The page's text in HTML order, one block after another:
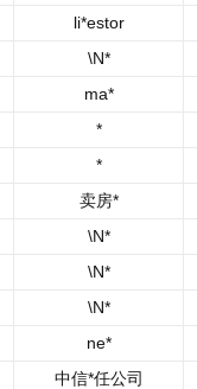
li*estor
\N*
ma*
*
*
卖房*
\N*
\N*
\N*
ne*
中信*任公司